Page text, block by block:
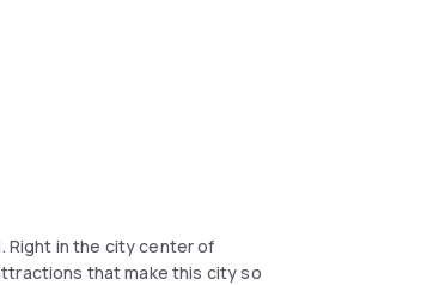
Right in the city center of
that make this city so